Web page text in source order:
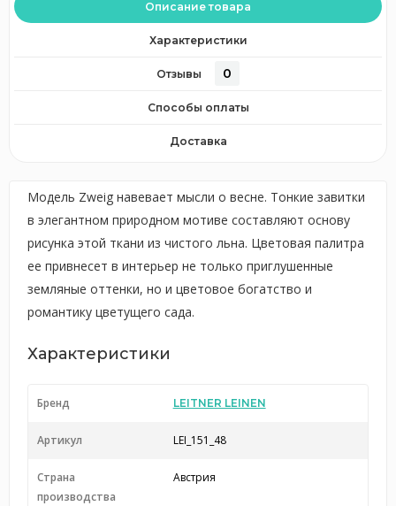
Описание товара
Характеристики
Отзывы 0
Способы оплаты
Доставка
Модель Zweig навевает мысли о весне. Тонкие завитки
в элегантном природном мотиве составляют основу
рисунка этой ткани из чистого льна. Цветовая палитра
ее привнесет в интерьер не только приглушенные
земляные оттенки, но и цветовое богатство и
романтику цветущего сада.
Характеристики
Бренд LEITNER LEINEN
Артикул LEI_151_48
Страна
производства
Австрия